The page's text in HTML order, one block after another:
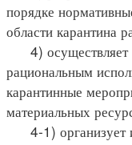
порядке
области карантина
4) осуществляет
рациональным
карантинные
материальных
4-1) организует и